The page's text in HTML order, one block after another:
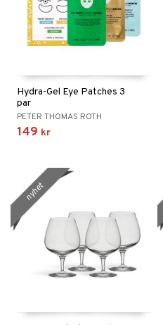
Hydra-Gel Eye Patches 3
par
PETER THOMAS ROTH
149 kr
nyhet